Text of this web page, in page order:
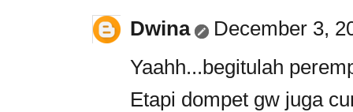
Dwina
December 3,
Yaahh...begitulah
Etapi dompet gw juga